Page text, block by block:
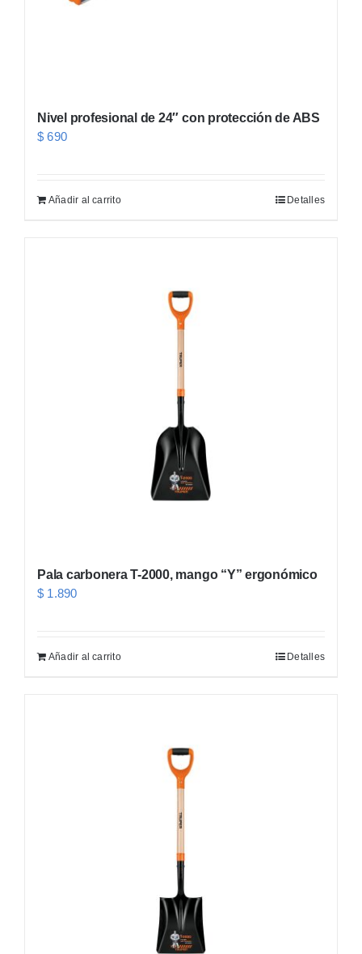
Nivel profesional de 24″ con protección de ABS
$ 690
Añadir al carrito Detalles
Pala carbonera T-2000, mango “Y” ergonómico
$ 1.890
Añadir al carrito Detalles